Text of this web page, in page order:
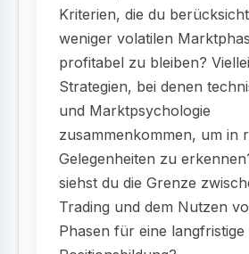
Kriterien, die du
weniger volatilen
profitabel zu bleiben?
Strategien, bei denen
und Marktpsychologie
zusammenkommen, um in
Gelegenheiten zu
siehst du die Grenze
Trading und dem Nutzen
Phasen für eine langfristige